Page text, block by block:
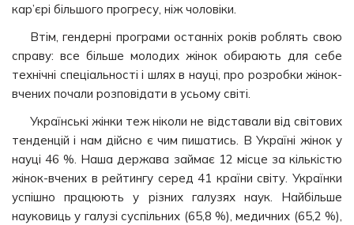
кар’єрі більшого прогресу, ніж чоловіки.
Втім, гендерні програми останніх років роблять свою
справу: все більше молодих жінок обирають для себе
технічні спеціальності і шлях в науці, про розробки жінок-
вчених почали розповідати в усьому світі.
Українські жінки теж ніколи не відставали від світових
тенденцій і нам дійсно є чим пишатись. В Україні жінок у
науці 46 %. Наша держава займає 12 місце за кількістю
жінок-вчених в рейтингу серед 41 країни світу. Українки
успішно працюють у різних галузях наук. Найбільше
науковиць у галузі суспільних (65,8 %), медичних (65,2 %),